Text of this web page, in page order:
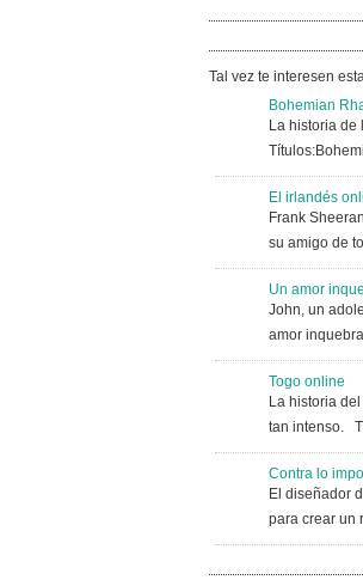
Tal vez te interesen
Bohemian
La historia de
El irlandés
Frank
su amigo de
Un amor
John, un
amor
Togo online
La historia
tan intenso.
Contra lo
El diseñador
para crear un